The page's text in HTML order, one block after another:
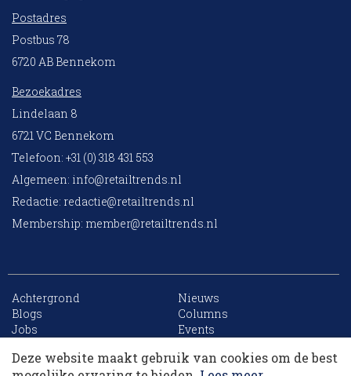
Postadres
Postbus 78
6720 AB Bennekom
Bezoekadres
Lindelaan 8
6721 VC Bennekom
Telefoon: +31 (0) 318 431 553
Algemeen: info@retailtrends.nl
Redactie: redactie@retailtrends.nl
Membership: member@retailtrends.nl
Achtergrond
Nieuws
Blogs
Columns
Jobs
Events
Archief
Sitemap
Deze website maakt gebruik van cookies om de best
10 collega’s
Korting op events